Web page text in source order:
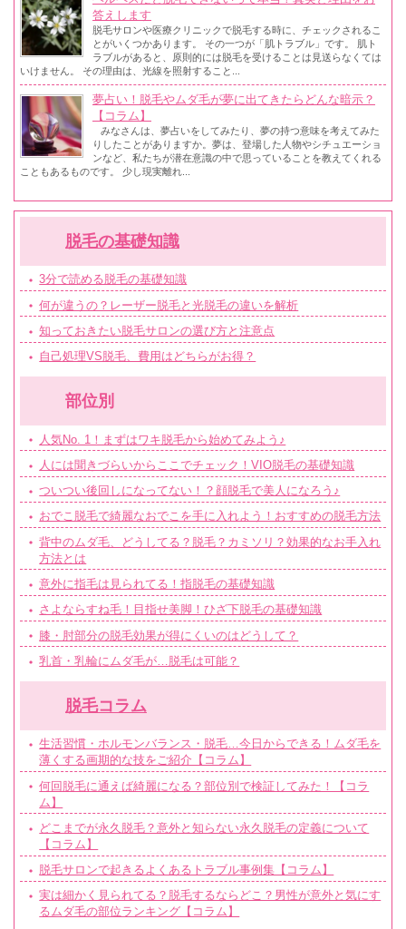
答えします
脱毛サロンや医療クリニックで脱毛する時に、チェックされるこ
とがいくつかあります。 その一つが「肌トラブル」です。 肌ト
ラブルがあると、原則的には脱毛を受けることは見送らなくては
いけません。 その理由は、光線を照射すること...
夢占い！脱毛やムダ毛が夢に出てきたらどんな暗示？
【コラム】
みなさんは、夢占いをしてみたり、夢の持つ意味を考えてみた
りしたことがありますか。夢は、登場した人物やシチュエーショ
ンなど、私たちが潜在意識の中で思っていることを教えてくれる
こともあるものです。 少し現実離れ...
脱毛の基礎知識
3分で読める脱毛の基礎知識
何が違うの？レーザー脱毛と光脱毛の違いを解析
知っておきたい脱毛サロンの選び方と注意点
自己処理VS脱毛、費用はどちらがお得？
部位別
人気No. 1！まずはワキ脱毛から始めてみよう♪
人には聞きづらいからここでチェック！VIO脱毛の基礎知識
ついつい後回しになってない！？顔脱毛で美人になろう♪
おでこ脱毛で綺麗なおでこを手に入れよう！おすすめの脱毛方法
背中のムダ毛、どうしてる？脱毛？カミソリ？効果的なお手入れ
方法とは
意外に指毛は見られてる！指脱毛の基礎知識
さよならすね毛！目指せ美脚！ひざ下脱毛の基礎知識
膝・肘部分の脱毛効果が得にくいのはどうして？
乳首・乳輪にムダ毛が…脱毛は可能？
脱毛コラム
生活習慣・ホルモンバランス・脱毛…今日からできる！ムダ毛を
薄くする画期的な技をご紹介【コラム】
何回脱毛に通えば綺麗になる？部位別で検証してみた！【コラ
ム】
どこまでが永久脱毛？意外と知らない永久脱毛の定義について
【コラム】
脱毛サロンで起きるよくあるトラブル事例集【コラム】
実は細かく見られてる？脱毛するならどこ？男性が意外と気にす
るムダ毛の部位ランキング【コラム】